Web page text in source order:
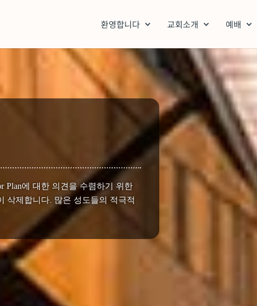
환영합니다 교회소개 예배
Plan에 대한 의견을 수렴하기 위한
삭제합니다. 많은 성도들의 적극적